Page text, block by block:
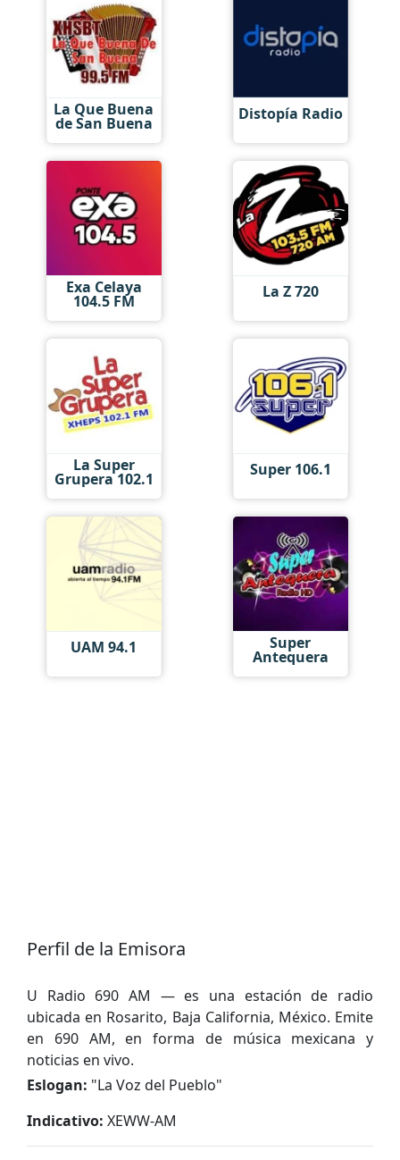
La Que Buena
de San Buena Distopía Radio
Exa Celaya
104.5 FM La Z 720
La Super
Grupera 102.1 Super 106.1
UAM 94.1 Super
Antequera
Perfil de la Emisora
U Radio 690 AM — es una estación de radio
ubicada en Rosarito, Baja California, México. Emite
en 690 AM, en forma de música mexicana y
noticias en vivo.
Eslogan: "La Voz del Pueblo"
Indicativo: XEWW-AM